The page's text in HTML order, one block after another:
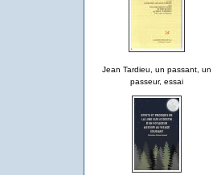
Jean Tardieu, un passant, un
passeur, essai